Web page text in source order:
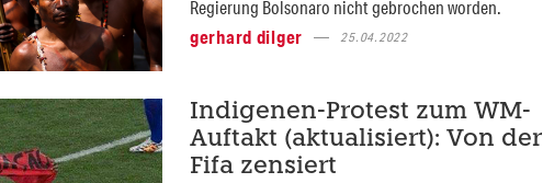
Regierung Bolsonaro nicht gebrochen worden.
gerhard dilger
25.04.2022
Indigenen-Protest zum WM-
Auftakt (aktualisiert): Von der
Fifa zensiert